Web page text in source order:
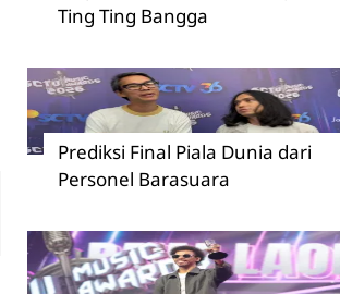
Ting Ting Bangga
Prediksi Final Piala Dunia dari
Personel Barasuara